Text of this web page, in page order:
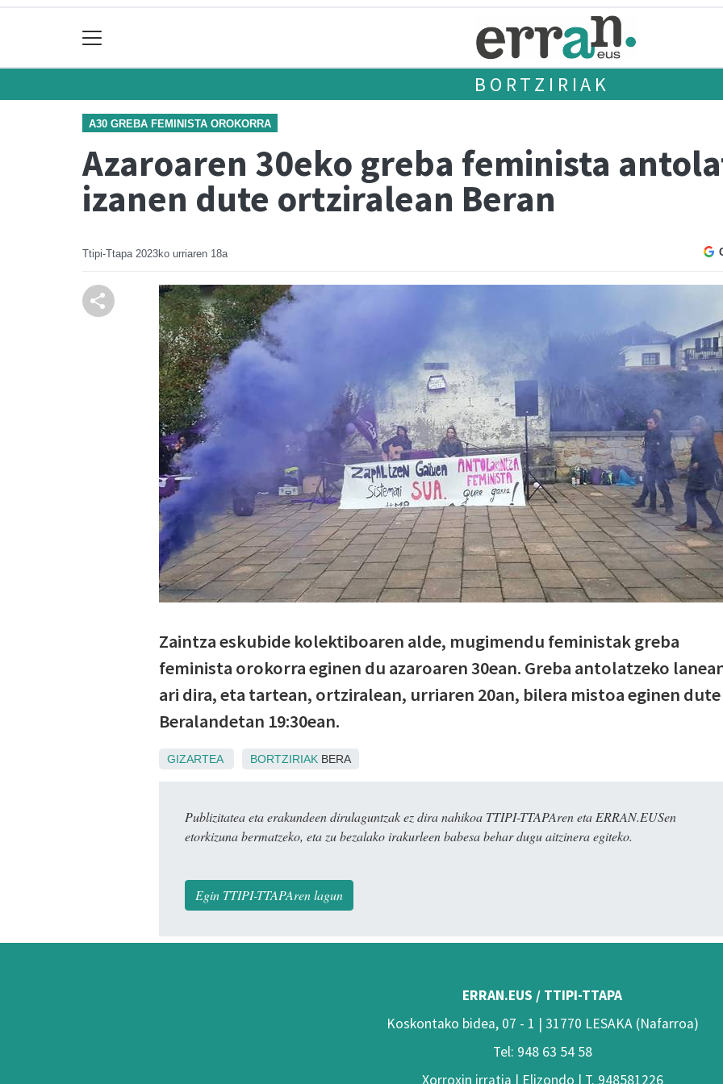
BORTZIRIAK
A30 GREBA FEMINISTA OROKORRA
Azaroaren 30eko greba feminista
izanen dute ortziralean Beran
Ttipi-Ttapa 2023ko urriaren 18a
Zaintza eskubide kolektiboaren alde, mugimendu feministak greba
feminista orokorra eginen du azaroaren 30ean. Greba antolatzeko
ari dira, eta tartean, ortziralean, urriaren 20an, bilera mistoa eginen dute
Beralandetan 19:30ean.
GIZARTEA BORTZIRIAK BERA
Publizitatea eta erakundeen dirulaguntzak ez dira nahikoa TTIPI-TTAPAren eta ERRAN.EUSen
etorkizuna bermatzeko, eta zu bezalako irakurleen babesa behar dugu aitzinera egiteko.
Egin TTIPI-TTAPAren lagun
ERRAN.EUS / TTIPI-TTAPA
Koskontako bidea, 07 - 1 | 31770 LESAKA (Nafarroa)
Tel: 948 63 54 58
Xorroxin irratia | Elizondo | T. 948581226